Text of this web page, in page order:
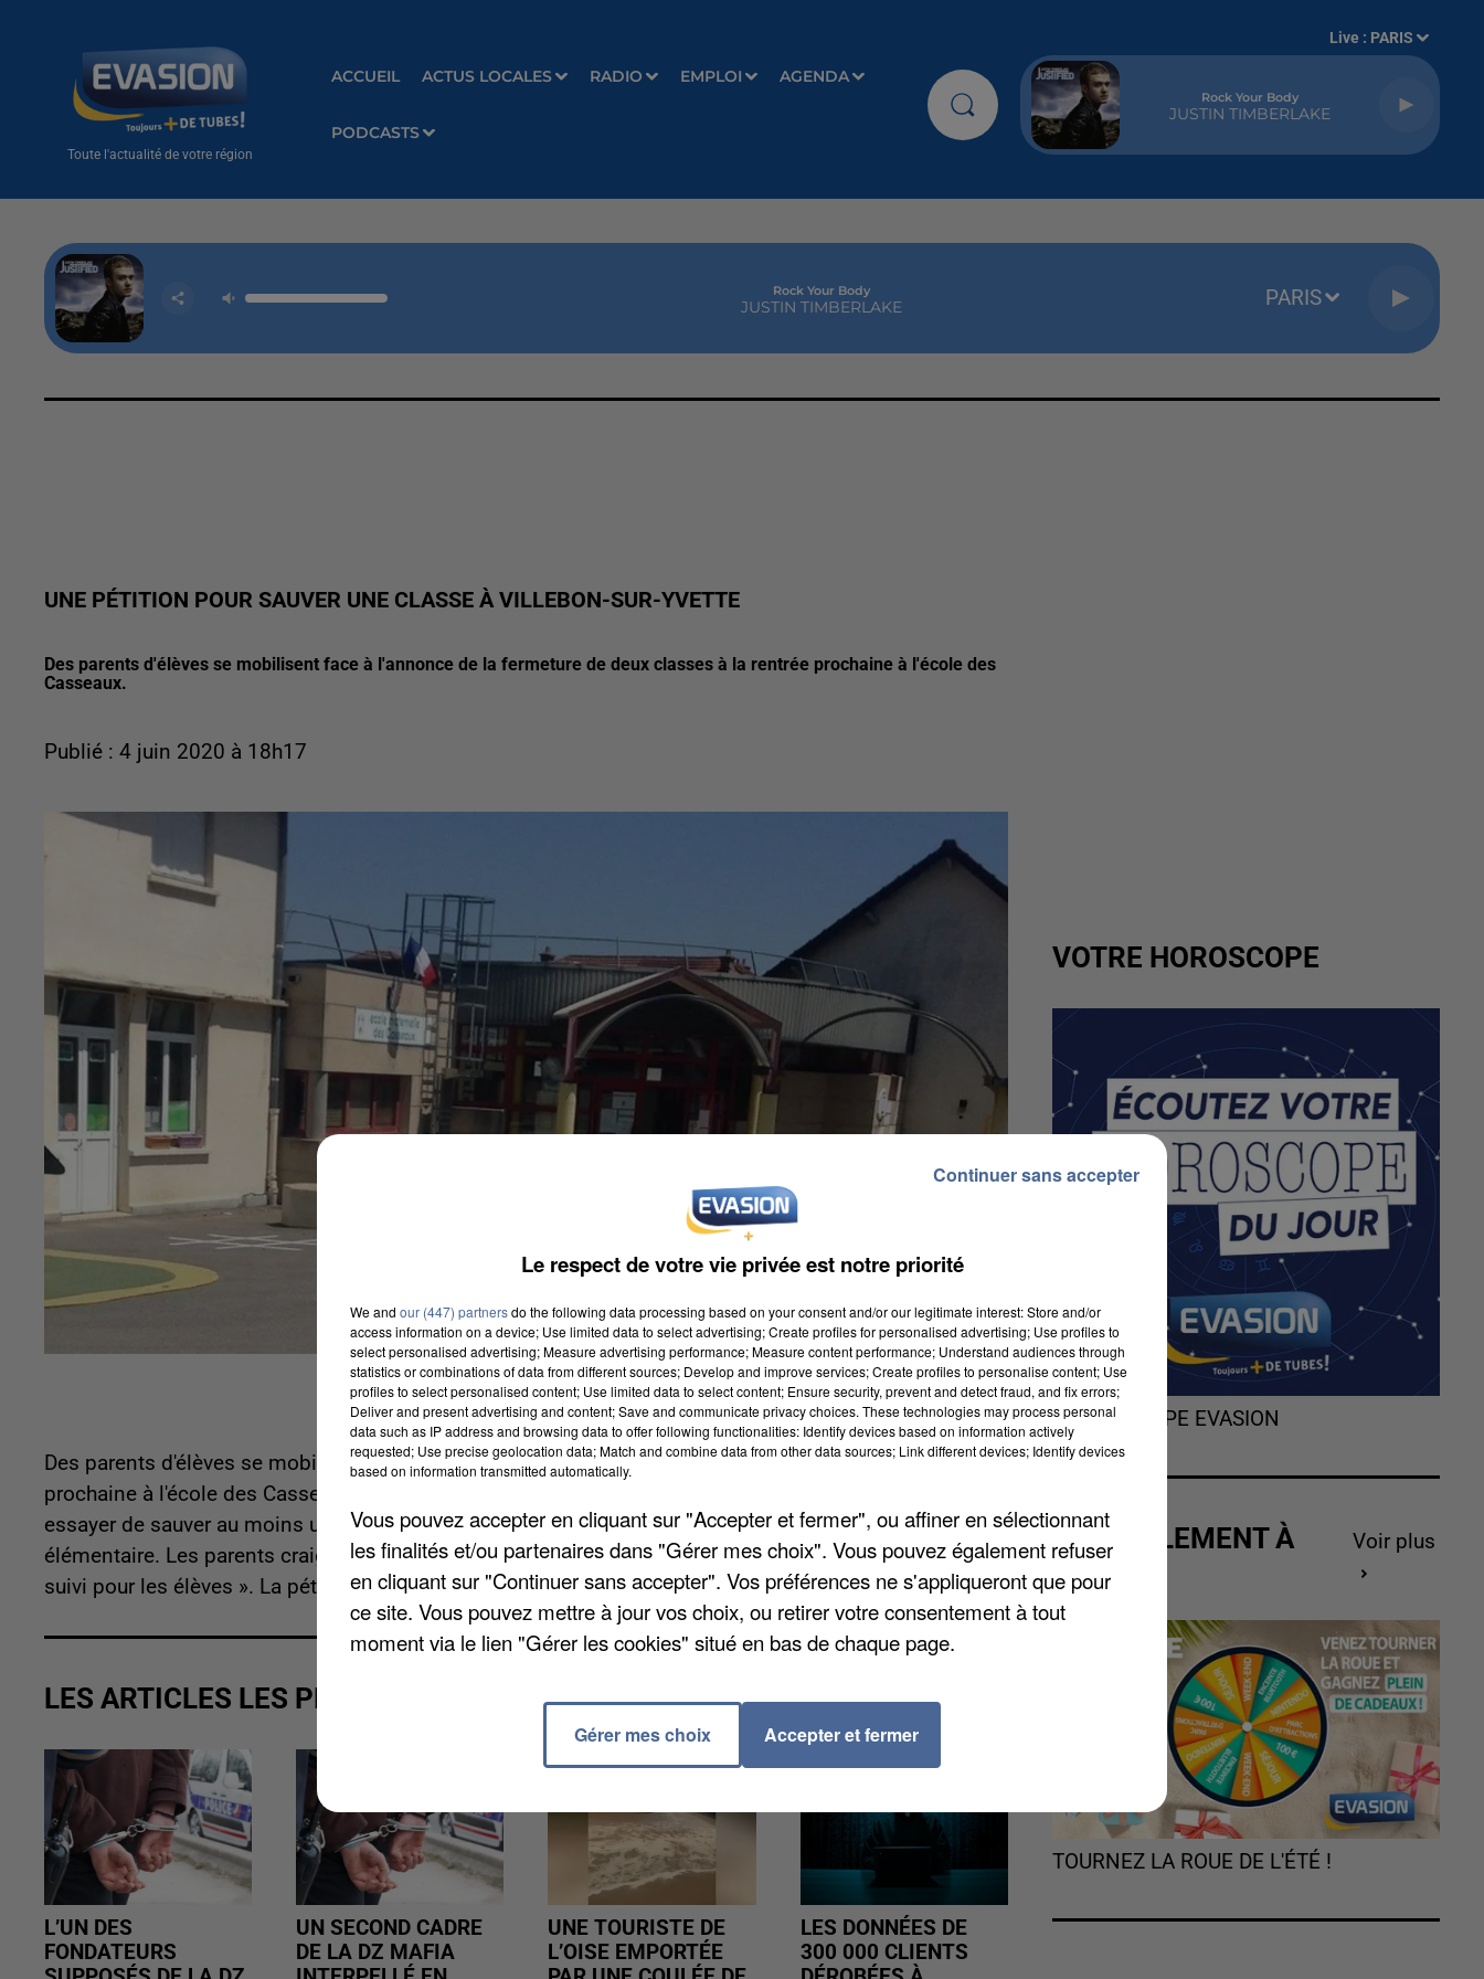
Toute l'actualité de votre région
ACCUEIL ACTUS LOCALES RADIO EMPLOI AGENDA
PODCASTS
Live : PARIS
Rock Your Body
JUSTIN TIMBERLAKE
Rock Your Body
JUSTIN TIMBERLAKE PARIS
UNE PÉTITION POUR SAUVER UNE CLASSE À VILLEBON-SUR-YVETTE
Des parents d'élèves se mobilisent face à l'annonce de la fermeture de deux classes à la rentrée prochaine à l'école des
Casseaux.
Publié : 4 juin 2020 à 18h17
Des parents d'élèves se mobilisent face à l'annonce de la fermeture de deux classes à la rentrée
prochaine à l'école des Casseaux. Ils viennent de lancer une pétition
essayer de sauver au moins une quatorzième classe sur les quinze que compte le groupe scolaire
élémentaire. Les parents craignent des « difficultés scolaires supplémentaires et une détérioration du
suivi pour les élèves ». La pétition lancée le 19 mai compte déjà 259 signatures.
LES ARTICLES LES PLUS VUS
L’UN DES
FONDATEURS
UN SECOND CADRE
DE LA DZ MAFIA
UNE TOURISTE DE
L’OISE EMPORTÉE
LES DONNÉES DE
300 000 CLIENTS
VOTRE HOROSCOPE
L'HOROSCOPE EVASION
ACTUELLEMENT À
GAGNER
Voir plus
TOURNEZ LA ROUE DE L'ÉTÉ !
Le respect de votre vie privée est notre priorité
We and our (447) partnersdo the following data processing based on your consent and/or our legitimate interest: Store and/or
access information on a device; Use limited data to select advertising; Create profiles for personalised advertising; Use profiles to
select personalised advertising; Measure advertising performance; Measure content performance; Understand audiences through
statistics or combinations of data from different sources; Develop and improve services; Create profiles to personalise content; Use
profiles to select personalised content; Use limited data to select content; Ensure security, prevent and detect fraud, and fix errors;
Deliver and present advertising and content; Save and communicate privacy choices. These technologies may process personal
data such as IP address and browsing data to offer following functionalities: Identify devices based on information actively
requested; Use precise geolocation data; Match and combine data from other data sources; Link different devices; Identify devices
based on information transmitted automatically.
Vous pouvez accepter en cliquant sur "Accepter et fermer", ou affiner en sélectionnant
les finalités et/ou partenaires dans "Gérer mes choix". Vous pouvez également refuser
en cliquant sur "Continuer sans accepter". Vos préférences ne s'appliqueront que pour
ce site. Vous pouvez mettre à jour vos choix, ou retirer votre consentement à tout
moment via le lien "Gérer les cookies" situé en bas de chaque page.
Gérer mes choix Accepter et fermer
Continuer sans accepter